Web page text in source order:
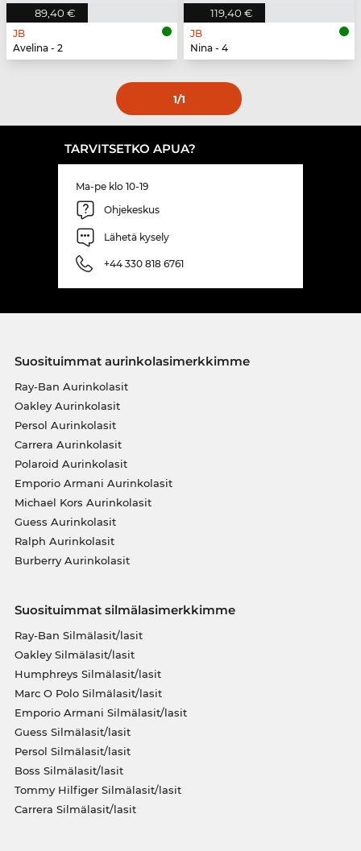
89,40 €
JB
Avelina - 2
119,40 €
JB
Nina - 4
1/1
TARVITSETKO APUA?
Ma-pe klo 10-19
Ohjekeskus
Lähetä kysely
+44 330 818 6761
Suosituimmat aurinkolasimerkkimme
Ray-Ban Aurinkolasit
Oakley Aurinkolasit
Persol Aurinkolasit
Carrera Aurinkolasit
Polaroid Aurinkolasit
Emporio Armani Aurinkolasit
Michael Kors Aurinkolasit
Guess Aurinkolasit
Ralph Aurinkolasit
Burberry Aurinkolasit
Suosituimmat silmälasimerkkimme
Ray-Ban Silmälasit/lasit
Oakley Silmälasit/lasit
Humphreys Silmälasit/lasit
Marc O Polo Silmälasit/lasit
Emporio Armani Silmälasit/lasit
Guess Silmälasit/lasit
Persol Silmälasit/lasit
Boss Silmälasit/lasit
Tommy Hilfiger Silmälasit/lasit
Carrera Silmälasit/lasit